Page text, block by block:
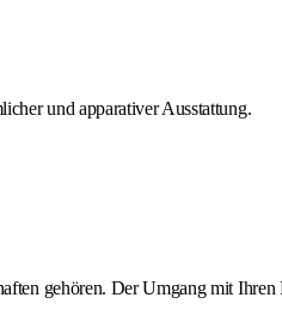
und apparativer Ausstattung.
gehören. Der Umgang mit Ihren